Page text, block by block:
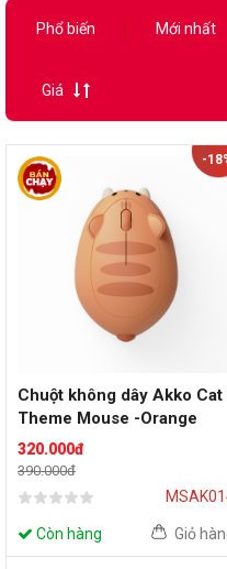
Phổ biến Mới nhất
Giá
-
Chuột không dây Akko Cat
Theme Mouse -Orange
KATE
320.000đ
390.000đ
Còn hàng Giỏ